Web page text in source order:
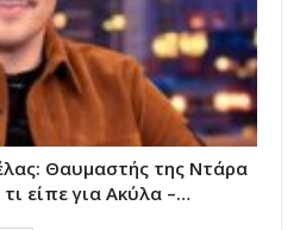
Θαυμαστής της Ντάρα
είπε για Ακύλα –…